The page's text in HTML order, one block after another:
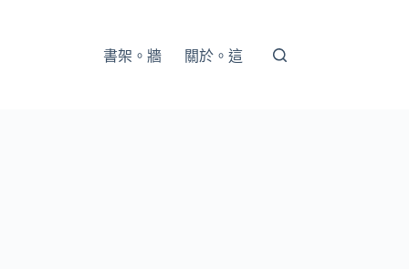
書架。牆 關於。這